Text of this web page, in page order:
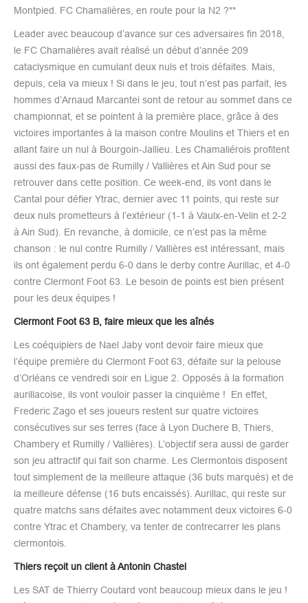
Montpied.
FC Chamalières, en route pour la N2 ?**
Leader avec beaucoup d’avance sur ces adversaires fin 2018,
le FC Chamalières avait réalisé un début d’année 209
cataclysmique en cumulant deux nuls et trois défaites. Mais,
depuis, cela va mieux ! Si dans le jeu, tout n’est pas parfait, les
hommes d’Arnaud Marcantei sont de retour au sommet dans ce
championnat, et se pointent à la première place, grâce à des
victoires importantes à la maison contre Moulins et Thiers et en
allant faire un nul à Bourgoin-Jallieu. Les Chamaliérois profitent
aussi des faux-pas de Rumilly / Vallières et Ain Sud pour se
retrouver dans cette position. Ce week-end, ils vont dans le
Cantal pour défier Ytrac, dernier avec 11 points, qui reste sur
deux nuls prometteurs à l’extérieur (1-1 à Vaulx-en-Velin et 2-2
à Ain Sud). En revanche, à domicile, ce n’est pas la même
chanson : le nul contre Rumilly / Vallières est intéressant, mais
ils ont également perdu 6-0 dans le derby contre Aurillac, et 4-0
contre Clermont Foot 63. Le besoin de points est bien présent
pour les deux équipes !
Clermont Foot 63 B, faire mieux que les aînés
Les coéquipiers de Nael Jaby vont devoir faire mieux que
l’équipe première du Clermont Foot 63, défaite sur la pelouse
d’Orléans ce vendredi soir en Ligue 2. Opposés à la formation
aurillacoise, ils vont vouloir passer la cinquième ! En effet,
Frederic Zago et ses joueurs restent sur quatre victoires
consécutives sur ses terres (face à Lyon Duchere B, Thiers,
Chambery et Rumilly / Vallières). L’objectif sera aussi de garder
son jeu attractif qui fait son charme. Les Clermontois disposent
tout simplement de la meilleure attaque (36 buts marqués) et de
la meilleure défense (16 buts encaissés). Aurillac, qui reste sur
quatre matchs sans défaites avec notamment deux victoires 6-0
contre Ytrac et Chambery, va tenter de contrecarrer les plans
clermontois.
Thiers reçoit un client à Antonin Chastel
Les SAT de Thierry Coutard vont beaucoup mieux dans le jeu !